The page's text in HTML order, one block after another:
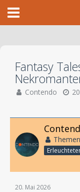
Fantasy
Contendo
20. Mai 2026